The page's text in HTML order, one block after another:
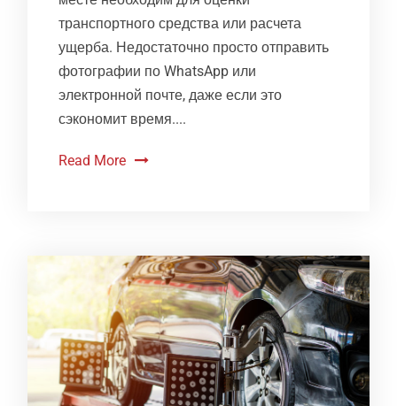
транспортного средства или расчета
ущерба. Недостаточно просто отправить
фотографии по WhatsApp или
электронной почте, даже если это
сэкономит время....
Read More